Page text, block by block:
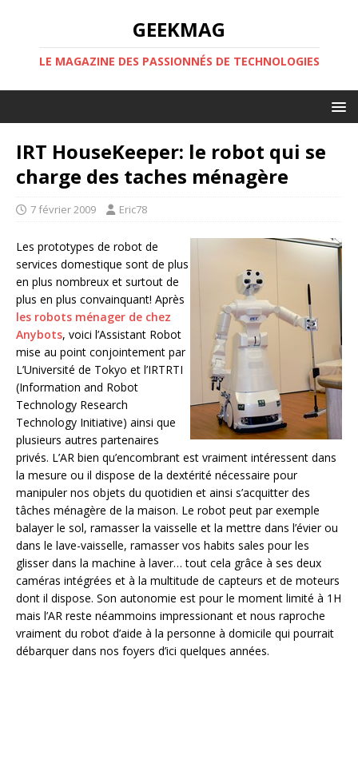
GEEKMAG
LE MAGAZINE DES PASSIONNÉS DE TECHNOLOGIES
IRT HouseKeeper: le robot qui se
charge des taches ménagère
7 février 2009 Eric78
Les prototypes de robot de
services domestique sont de plus
en plus nombreux et surtout de
plus en plus convainquant! Après
les robots ménager de chez
Anybots, voici l’Assistant Robot
mise au point conjointement par
L’Université de Tokyo et l’IRTRTI
(Information and Robot
Technology Research
Technology Initiative) ainsi que
plusieurs autres partenaires
privés. L’AR bien qu’encombrant est vraiment intéressent dans
la mesure ou il dispose de la dextérité nécessaire pour
manipuler nos objets du quotidien et ainsi s’acquitter des
tâches ménagère de la maison. Le robot peut par exemple
balayer le sol, ramasser la vaisselle et la mettre dans l’évier ou
dans le lave-vaisselle, ramasser vos habits sales pour les
glisser dans la machine à laver… tout cela grâce à ses deux
caméras intégrées et à la multitude de capteurs et de moteurs
dont il dispose. Son autonomie est pour le moment limité à 1H
mais l’AR reste néammoins impressionant et nous raproche
vraiment du robot d’aide à la personne à domicile qui pourrait
débarquer dans nos foyers d’ici quelques années.